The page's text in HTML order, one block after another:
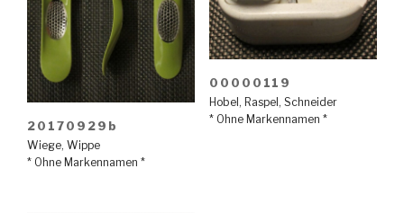
20170929b
Wiege, Wippe
* Ohne Markennamen *
00000119
Hobel , Raspel , Schneider
* Ohne Markennamen *